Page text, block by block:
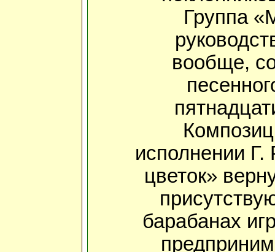
Группа
вообще,
исполнении
цветок»
барабанах